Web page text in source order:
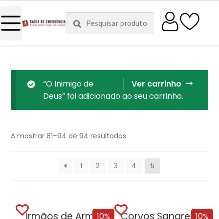
Pesquisar
por:
Pesquisa
Ver carrinho
“O Inimigo de
Deus” foi adicionado ao seu carrinho.
A mostrar 81–94 de 94 resultados
1 2 3 4 5
10%
Irmãos de Armas
10%
Corvos Sangrentos